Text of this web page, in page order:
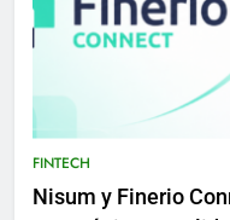
FINTECH
Nisum y Finerio